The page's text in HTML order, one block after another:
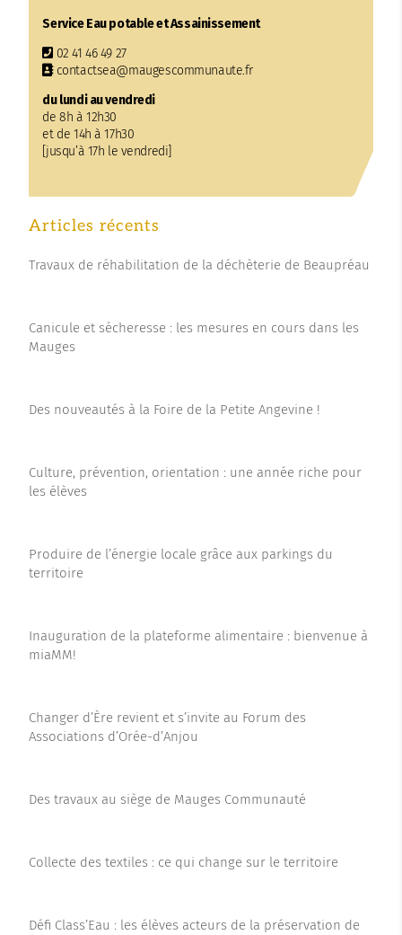
Service Eau potable et Assainissement
02 41 46 49 27
contactsea@maugescommunaute.fr
du lundi au vendredi
de 8h à 12h30
et de 14h à 17h30
[jusqu’à 17h le vendredi]
Articles récents
Travaux de réhabilitation de la déchèterie de Beaupréau
Canicule et sécheresse : les mesures en cours dans les
Mauges
Des nouveautés à la Foire de la Petite Angevine !
Culture, prévention, orientation : une année riche pour
les élèves
Produire de l’énergie locale grâce aux parkings du
territoire
Inauguration de la plateforme alimentaire : bienvenue à
miaMM!
Changer d’Ère revient et s’invite au Forum des
Associations d’Orée-d’Anjou
Des travaux au siège de Mauges Communauté
Collecte des textiles : ce qui change sur le territoire
Défi Class’Eau : les élèves acteurs de la préservation de